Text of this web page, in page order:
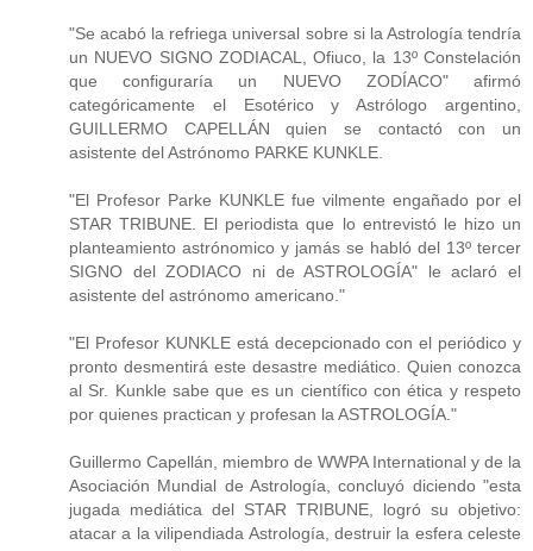
"Se acabó la refriega universal sobre si la Astrología tendría
un NUEVO SIGNO ZODIACAL, Ofiuco, la 13º Constelación
que configuraría un NUEVO ZODÍACO" afirmó
categóricamente el Esotérico y Astrólogo argentino,
GUILLERMO CAPELLÁN quien se contactó con un
asistente del Astrónomo PARKE KUNKLE.
"El Profesor Parke KUNKLE fue vilmente engañado por el
STAR TRIBUNE. El periodista que lo entrevistó le hizo un
planteamiento astrónomico y jamás se habló del 13º tercer
SIGNO del ZODIACO ni de ASTROLOGÍA" le aclaró el
asistente del astrónomo americano."
"El Profesor KUNKLE está decepcionado con el periódico y
pronto desmentirá este desastre mediático. Quien conozca
al Sr. Kunkle sabe que es un científico con ética y respeto
por quienes practican y profesan la ASTROLOGÍA."
Guillermo Capellán, miembro de WWPA International y de la
Asociación Mundial de Astrología, concluyó diciendo "esta
jugada mediática del STAR TRIBUNE, logró su objetivo:
atacar a la vilipendiada Astrología, destruir la esfera celeste